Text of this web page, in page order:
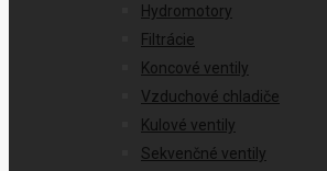
Hydromotory
Filtrácie
Koncové ventily
Vzduchové chladiče
Kulové ventily
Sekvenčné ventily